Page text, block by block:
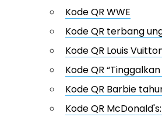
Kode QR WWE
Kode QR terbang
Kode QR Louis
Kode QR
Kode QR Barbie
Kode QR